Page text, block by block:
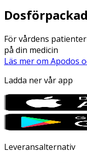
För vårdens
på din medicin
Läs mer om Apodos
Ladda ner vår app
Leveransalternativ